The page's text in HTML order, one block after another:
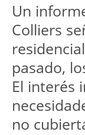
Un
Colliers
pasado,
El interés
no